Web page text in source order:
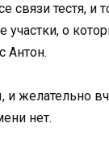
связи тестя, и
о
Антон.
желательно
нет.